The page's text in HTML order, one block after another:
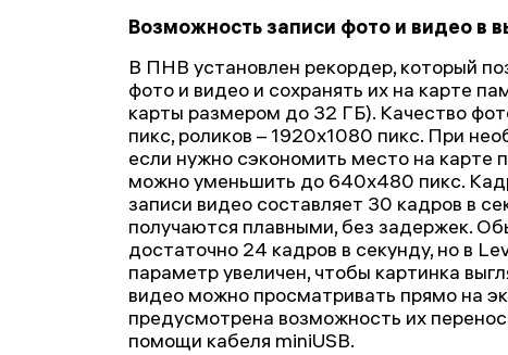
Возможность записи фото и видео в
В ПНВ установлен рекордер, который
фото и видео и сохранять их на карте
карты размером до 32 ГБ). Качество
пикс, роликов – 1920x1080 пикс. При
если нужно сэкономить место на карте
можно уменьшить до 640x480 пикс.
записи видео составляет 30 кадров в
получаются плавными, без задержек.
достаточно 24 кадров в секунду, но в
параметр увеличен, чтобы картинка
видео можно просматривать прямо на
предусмотрена возможность их
помощи кабеля miniUSB.